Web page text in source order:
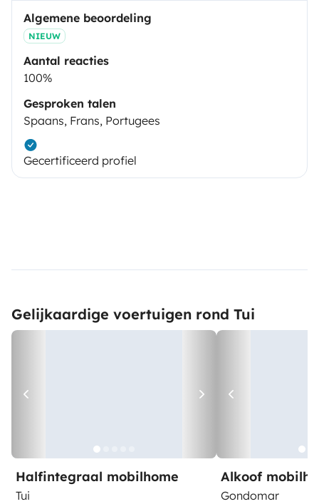
Algemene beoordeling
NIEUW
Aantal reacties
100%
Gesproken talen
Spaans, Frans, Portugees
Gecertificeerd profiel
Gelijkaardige voertuigen rond Tui
Halfintegraal mobilhome
Tui
Alkoof
Gondomar